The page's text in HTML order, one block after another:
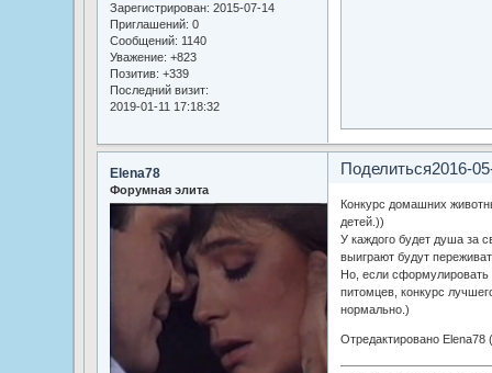
Зарегистрирован: 2015-07-14
Приглашений: 0
Сообщений: 1140
Уважение: +823
Позитив: +339
Последний визит:
2019-01-11 17:18:32
Поделиться2016-
Elena78
Форумная элита
Конкурс домашних
детей.))
У каждого будет душа за
выиграют будут
Но, если
питомцев, конкурс
нормально.)
Отредактировано Elena78